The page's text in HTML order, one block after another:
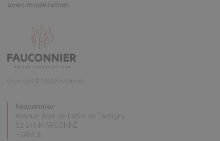
avec modération.
Copyright © 2019 Fauconnier.
Fauconnier
Avenue Jean de Lattre de Tassigny
62 140 MARCONNE
FRANCE